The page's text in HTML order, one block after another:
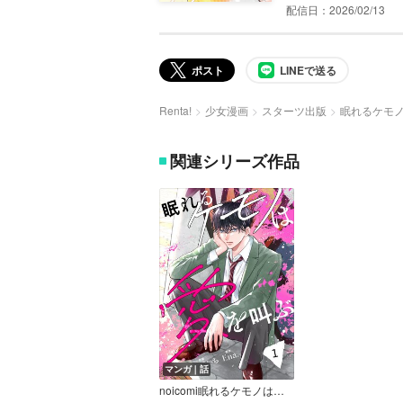
配信日：2026/02/13
ポスト LINEで送る
Renta! 少女漫画 スターツ出版 眠れるケモ
関連シリーズ作品
マンガ｜話
noicomi眠れるケモノは愛を叫ぶ